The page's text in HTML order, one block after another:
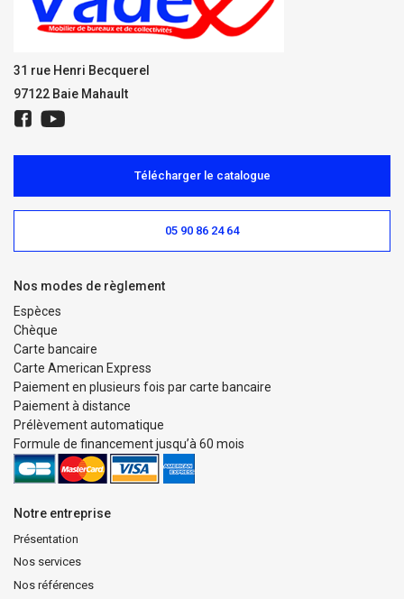
31 rue Henri Becquerel
97122 Baie Mahault
Notre entreprise
Présentation
Nos services
Nos références
Télécharger le catalogue
05 90 86 24 64
Nos modes de règlement
Espèces
Chèque
Carte bancaire
Carte American Express
Paiement en plusieurs fois par carte bancaire
Paiement à distance
Prélèvement automatique
Formule de financement jusqu’à 60 mois